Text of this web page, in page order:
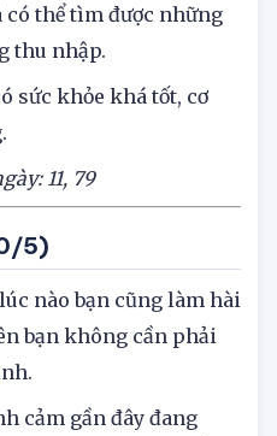
có thể tìm được những
thu nhập.
sức khỏe khá tốt, cơ
11, 79
5)
nào bạn cũng làm hài
bạn không cần phải
cảm gần đây đang